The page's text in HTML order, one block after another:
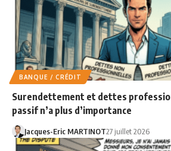
BANQUE / CRÉDIT
Surendettement et dettes
passif n’a plus d’importance
Jacques-Eric MARTINOT27 juillet 2026